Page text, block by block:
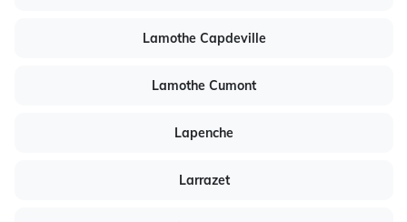
Lamothe Capdeville
Lamothe Cumont
Lapenche
Larrazet